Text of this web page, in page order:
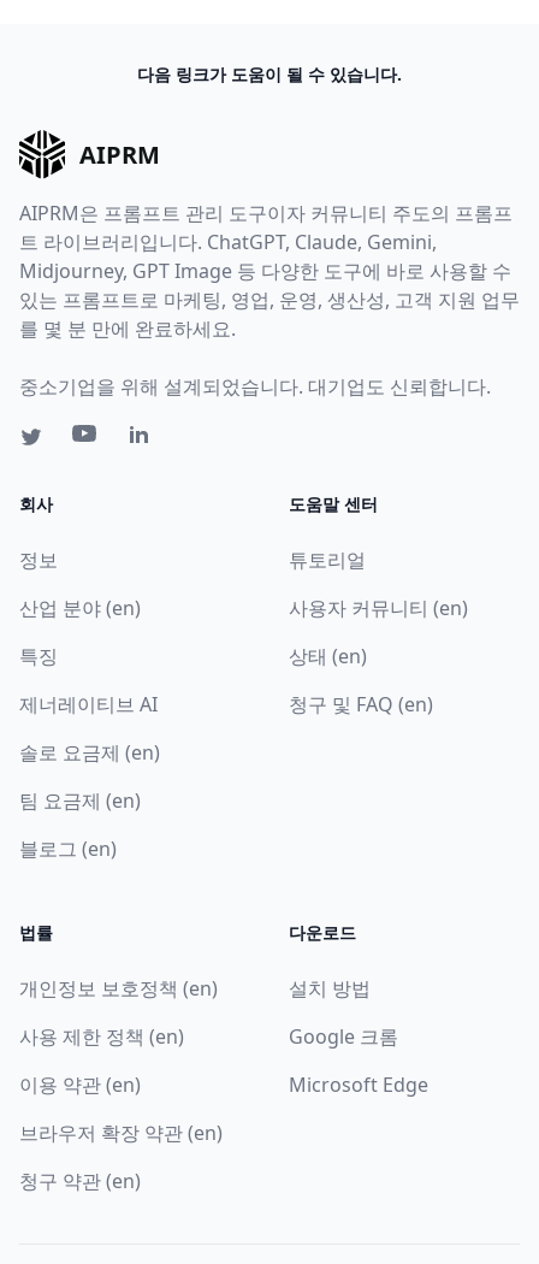
다음 링크가 도움이 될 수 있습니다.
AIPRM
AIPRM은 프롬프트 관리 도구이자 커뮤니티 주도의 프롬프
트 라이브러리입니다. ChatGPT, Claude, Gemini,
Midjourney, GPT Image 등 다양한 도구에 바로 사용할 수
있는 프롬프트로 마케팅, 영업, 운영, 생산성, 고객 지원 업무
를 몇 분 만에 완료하세요.
중소기업을 위해 설계되었습니다. 대기업도 신뢰합니다.
회사
정보
산업 분야 (en)
특징
제너레이티브 AI
솔로 요금제 (en)
팀 요금제 (en)
블로그 (en)
도움말 센터
튜토리얼
사용자 커뮤니티 (en)
상태 (en)
청구 및 FAQ (en)
법률
개인정보 보호정책 (en)
사용 제한 정책 (en)
이용 약관 (en)
브라우저 확장 약관 (en)
청구 약관 (en)
다운로드
설치 방법
Google 크롬
Microsoft Edge